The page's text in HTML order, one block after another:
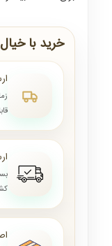
خرید با